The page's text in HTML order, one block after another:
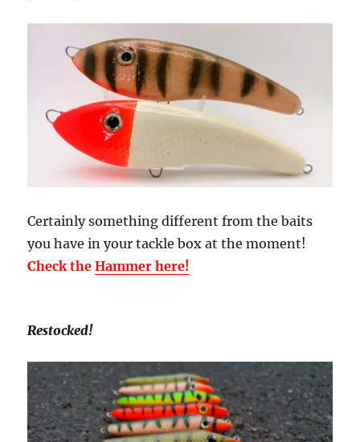
Certainly something different from the baits
you have in your tackle box at the moment!
Check theHammer here!
Restocked!